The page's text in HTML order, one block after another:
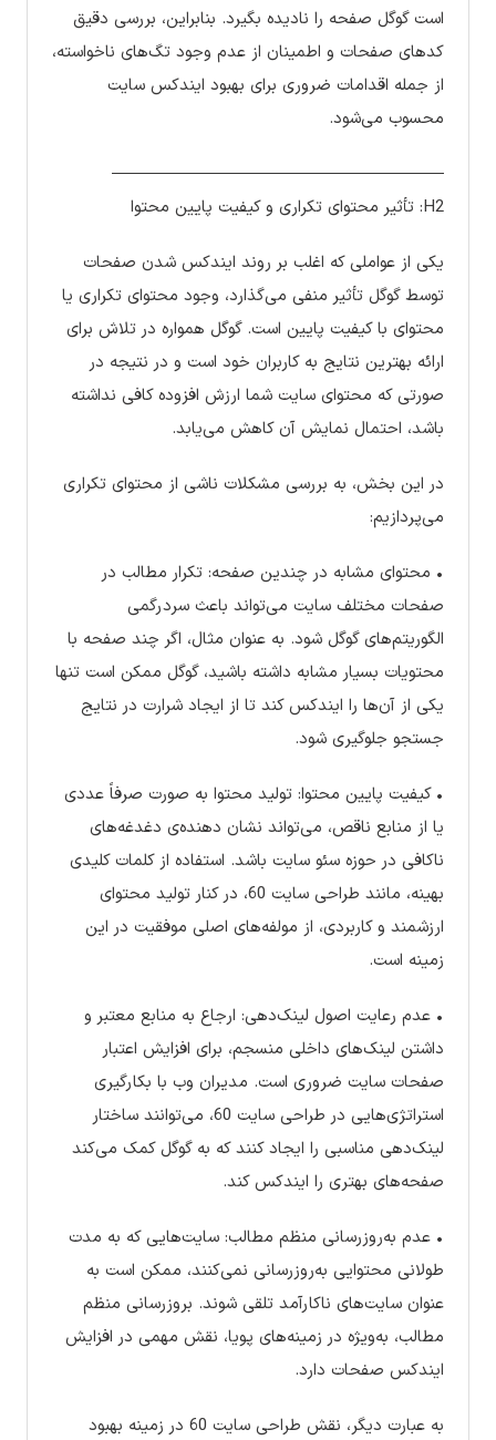
است گوگل صفحه را نادیده بگیرد. بنابراین، بررسی دقیق
کدهای صفحات و اطمینان از عدم وجود تگ‌های ناخواسته،
از جمله اقدامات ضروری برای بهبود ایندکس سایت
محسوب می‌شود.
————————————————————
H2: تأثیر محتوای تکراری و کیفیت پایین محتوا
یکی از عواملی که اغلب بر روند ایندکس شدن صفحات
توسط گوگل تأثیر منفی می‌گذارد، وجود محتوای تکراری یا
محتوای با کیفیت پایین است. گوگل همواره در تلاش برای
ارائه بهترین نتایج به کاربران خود است و در نتیجه در
صورتی که محتوای سایت شما ارزش افزوده کافی نداشته
باشد، احتمال نمایش آن کاهش می‌یابد.
در این بخش، به بررسی مشکلات ناشی از محتوای تکراری
می‌پردازیم:
• محتوای مشابه در چندین صفحه: تکرار مطالب در
صفحات مختلف سایت می‌تواند باعث سردرگمی
الگوریتم‌های گوگل شود. به عنوان مثال، اگر چند صفحه با
محتویات بسیار مشابه داشته باشید، گوگل ممکن است تنها
یکی از آن‌ها را ایندکس کند تا از ایجاد شرارت در نتایج
جستجو جلوگیری شود.
• کیفیت پایین محتوا: تولید محتوا به صورت صرفاً عددی
یا از منابع ناقص، می‌تواند نشان دهنده‌ی دغدغه‌های
ناکافی در حوزه سئو سایت باشد. استفاده از کلمات کلیدی
بهینه، مانند طراحی سایت 60، در کنار تولید محتوای
ارزشمند و کاربردی، از مولفه‌های اصلی موفقیت در این
زمینه است.
• عدم رعایت اصول لینک‌دهی: ارجاع به منابع معتبر و
داشتن لینک‌های داخلی منسجم، برای افزایش اعتبار
صفحات سایت ضروری است. مدیران وب با بکارگیری
استراتژی‌هایی در طراحی سایت 60، می‌توانند ساختار
لینک‌دهی مناسبی را ایجاد کنند که به گوگل کمک می‌کند
صفحه‌های بهتری را ایندکس کند.
• عدم به‌روزرسانی منظم مطالب: سایت‌هایی که به مدت
طولانی محتوایی به‌روزرسانی نمی‌کنند، ممکن است به
عنوان سایت‌های ناکارآمد تلقی شوند. بروزرسانی منظم
مطالب، به‌ویژه در زمینه‌های پویا، نقش مهمی در افزایش
ایندکس صفحات دارد.
به عبارت دیگر، نقش طراحی سایت 60 در زمینه بهبود